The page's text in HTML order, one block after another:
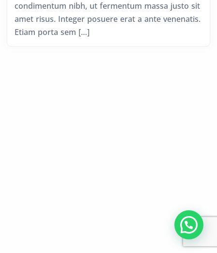
condimentum nibh, ut fermentum massa justo sit
amet risus. Integer posuere erat a ante venenatis.
Etiam porta sem […]